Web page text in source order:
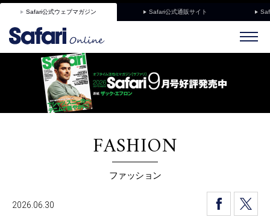
Safari公式ウェブマガジン Safari公式通販サイト
FASHION
ファッション
2026.06.30